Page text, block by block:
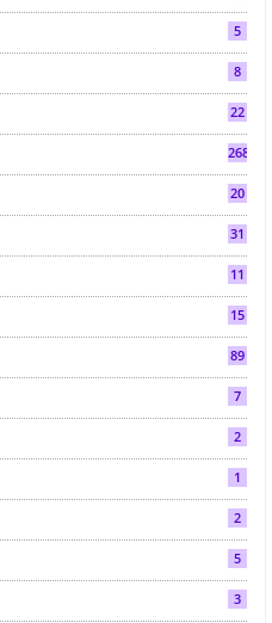
5
8
22
268
20
31
11
15
89
7
2
1
2
5
3